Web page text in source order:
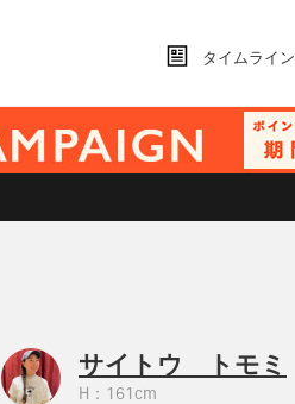
タイムライン
サイトウ トモミ
H：161cm